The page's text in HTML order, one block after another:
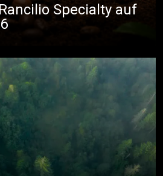
Specialty auf